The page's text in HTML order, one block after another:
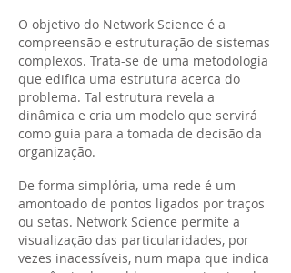
O objetivo do Network Science é a
compreensão e estruturação de sistemas
complexos. Trata-se de uma metodologia
que edifica uma estrutura acerca do
problema. Tal estrutura revela a
dinâmica e cria um modelo que servirá
como guia para a tomada de decisão da
organização.
De forma simplória, uma rede é um
amontoado de pontos ligados por traços
ou setas. Network Science permite a
visualização das particularidades, por
vezes inacessíveis, num mapa que indica